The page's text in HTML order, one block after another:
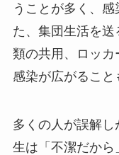
うことが多く、
た、集団生活を
類の共用、ロッカ
感染が広がること
多くの人が誤解
生は「不潔だから